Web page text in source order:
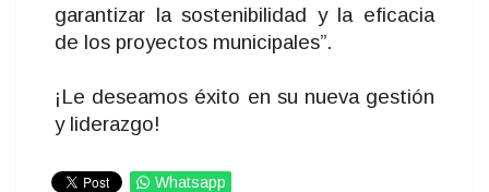
garantizar la sostenibilidad y la eficacia
de los proyectos municipales”.
¡Le deseamos éxito en su nueva gestión
y liderazgo!
Whatsapp